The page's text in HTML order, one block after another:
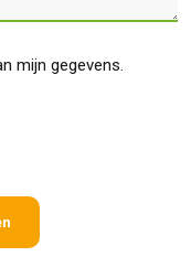
mijn gegevens.